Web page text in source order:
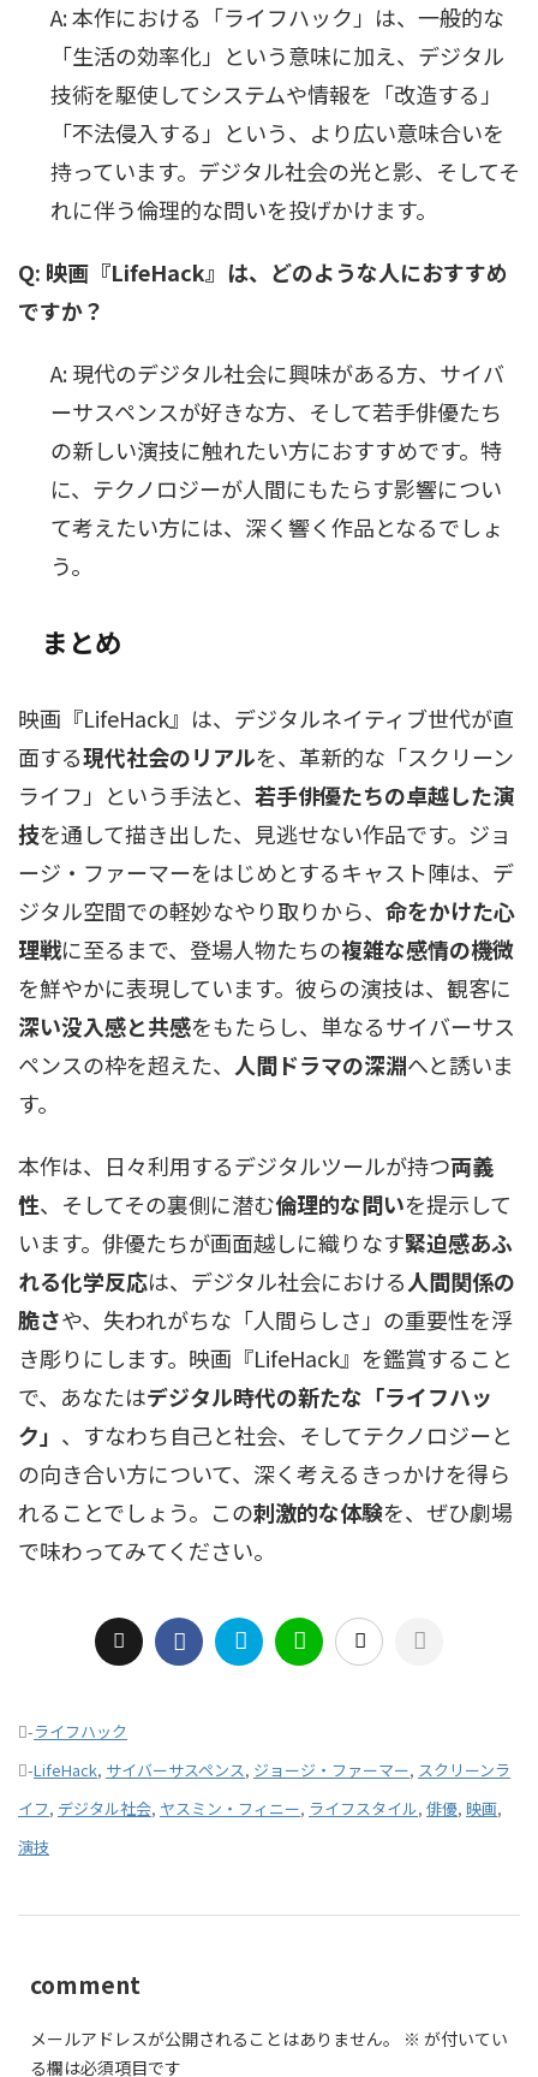
A: 本作における「ライフハック」は、一般的な
「生活の効率化」という意味に加え、デジタル
技術を駆使してシステムや情報を「改造する」
「不法侵入する」という、より広い意味合いを
持っています。デジタル社会の光と影、そしてそ
れに伴う倫理的な問いを投げかけます。
Q: 映画『LifeHack』は、どのような人におすすめ
ですか？
A: 現代のデジタル社会に興味がある方、サイバ
ーサスペンスが好きな方、そして若手俳優たち
の新しい演技に触れたい方におすすめです。特
に、テクノロジーが人間にもたらす影響につい
て考えたい方には、深く響く作品となるでしょ
う。
まとめ
映画『LifeHack』は、デジタルネイティブ世代が直
面する現代社会のリアルを、革新的な「スクリーン
ライフ」という手法と、 若手俳優たちの卓越した演
技を通して描き出した、見逃せない作品です。ジョ
ージ・ファーマーをはじめとするキャスト陣は、デ
ジタル空間での軽妙なやり取りから、 命をかけた心
理戦に至るまで、登場人物たちの複雑な感情の機微
を鮮やかに表現しています。彼らの演技は、観客に
深い没入感と共感をもたらし、単なるサイバーサス
ペンスの枠を超えた、 人間ドラマの深淵へと誘いま
す。
本作は、日々利用するデジタルツールが持つ両義
性、そしてその裏側に潜む倫理的な問いを提示して
います。俳優たちが画面越しに織りなす緊迫感あふ
れる化学反応は、デジタル社会における人間関係の
脆さや、失われがちな「人間らしさ」の重要性を浮
き彫りにします。映画『LifeHack』を鑑賞すること
で、あなたはデジタル時代の新たな「ライフハッ
ク」 、すなわち自己と社会、そしてテクノロジーと
の向き合い方について、深く考えるきっかけを得ら
れることでしょう。この刺激的な体験を、ぜひ劇場
で味わってみてください。
-ライフハック
-LifeHack, サイバーサスペンス, ジョージ・ファーマー, スクリーンラ
イフ, デジタル社会, ヤスミン・フィニー, ライフスタイル, 俳優, 映画,
演技
comment
メールアドレスが公開されることはありません。 ※ が付いてい
る欄は必須項目です